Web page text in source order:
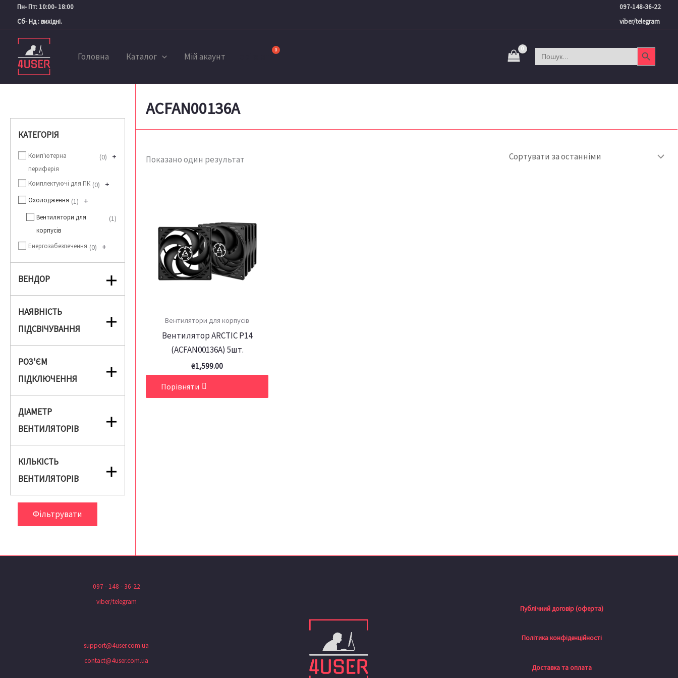
ПерейтиПн- Пт: 10:00- 18:00
Сб- Нд : вихідні.
097-148-36-22
viber/telegram
Головна Каталог Мій акаунт Порівняти Search
for:
Search Button
КАТЕГОРІЯ
Комп'ютерна
периферія
+
0
Комплектуючі для ПК +
0
Охолодження +
1
Вентилятори для
корпусів
1
Енергозабезпечення +
0
ВЕНДОР
НАЯВНІСТЬ
ПІДСВІЧУВАННЯ
РОЗ'ЄМ
ПІДКЛЮЧЕННЯ
ДІАМЕТР
ВЕНТИЛЯТОРІВ
КІЛЬКІСТЬ
ВЕНТИЛЯТОРІВ
Фільтрувати
ACFAN00136A
Показано один результат
Вентилятори для корпусів
Вентилятор ARCTIC P14
(ACFAN00136A) 5шт.
₴1,599.00
Порівняти
097 - 148 - 36-22
viber/telegram
support@4user.com.ua
contact@4user.com.ua
Публічний договір (оферта)
Політика конфіденційності
Доставка та оплата